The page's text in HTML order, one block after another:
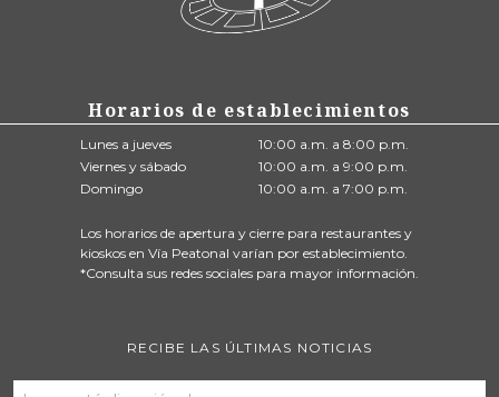
Horarios de establecimientos
Lunes a jueves
10:00 a.m. a 8:00 p.m.
Viernes y sábado
10:00 a.m. a 9:00 p.m.
Domingo
10:00 a.m. a 7:00 p.m.
Los horarios de apertura y cierre para restaurantes y
kioskos en Vía Peatonal varían por establecimiento.
*Consulta sus redes sociales para mayor información.
RECIBE LAS ÚLTIMAS NOTICIAS